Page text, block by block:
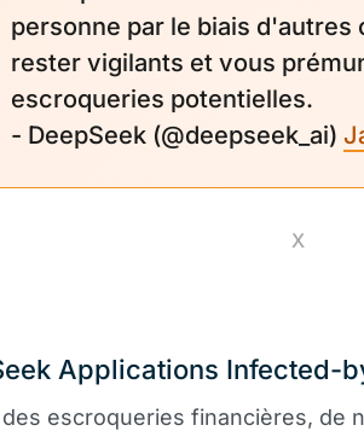
personne par le biais d'autres
rester vigilants et vous
escroqueries potentielles.
- DeepSeek (@deepseek_ai)
X
Applications Infected-
des escroqueries financières, de